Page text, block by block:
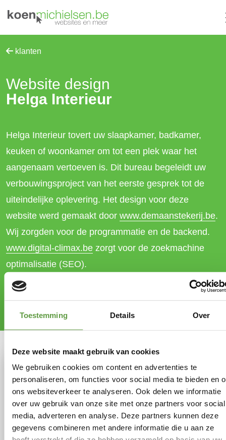
Toestemming Details Over
Deze website maakt gebruik van cookies
We gebruiken cookies om content en advertenties te
personaliseren, om functies voor social media te bieden en
ons websiteverkeer te analyseren. Ook delen we informatie
over uw gebruik van onze site met onze partners voor social
media, adverteren en analyse. Deze partners kunnen deze
gegevens combineren met andere informatie die u aan ze
klanten
Website design
Helga Interieur
Helga Interieur tovert uw slaapkamer, badkamer,
keuken of woonkamer om tot een plek waar het
aangenaam vertoeven is. Dit bureau begeleidt uw
verbouwingsproject van het eerste gesprek tot de
uiteindelijke oplevering. Het design voor deze
website werd gemaakt door www.demaanstekerij.be.
Wij zorgden voor de programmatie en de backend.
www.digital-climax.be zorgt voor de zoekmachine
optimalisatie (SEO).
www.helgainterieur.be